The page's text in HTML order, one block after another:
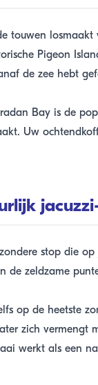
touwen
Pigeon
de zee hebt
Bay is de
Uw
stop die
de zeldzame
op de heetste
zich vermengt
werkt als een